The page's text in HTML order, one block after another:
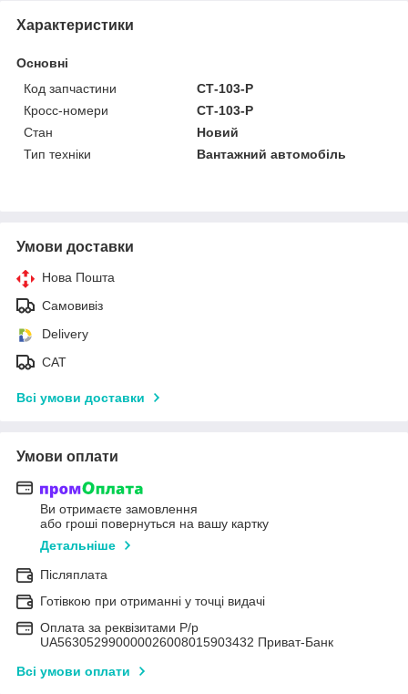
Характеристики
Основні
Код запчастини
CТ-103-P
Кросс-номери
CТ-103-P
Стан
Новий
Тип техніки
Вантажний автомобіль
Умови доставки
Нова Пошта
Самовивіз
Delivery
САТ
Всі умови доставки
Умови оплати
Ви отримаєте замовлення
або гроші повернуться на вашу картку
Детальніше
Післяплата
Готівкою при отриманні у точці видачі
Оплата за реквізитами Р/р
UA563052990000026008015903432 Приват-Банк
Всі умови оплати